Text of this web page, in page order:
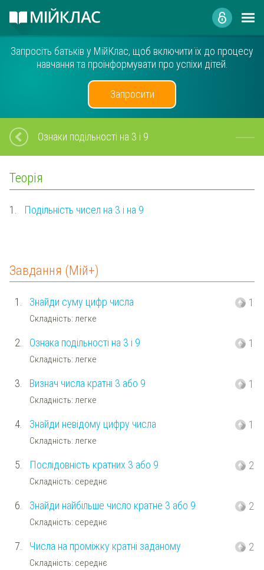
Запросіть батьків у МійКлас, щоб включити їх до процесу
навчання та проінформувати про успіхи дітей.
Запросити
Ознаки подільності на 3 і 9
Теорія
1. Подільність чисел на 3 і на 9
Завдання (Мій+)
1. Знайди суму цифр числа
Складність: легке
1
2. Ознака подільності на 3 і 9
Складність: легке
1
3. Визнач числа кратні 3 або 9
Складність: легке
1
4. Знайди невідому цифру числа
Складність: легке
1
5. Послідовність кратних 3 або 9
Складність: середнє
2
6. Знайди найбільше число кратне 3 або 9
Складність: середнє
2
7. Числа на проміжку кратні заданому
Складність: середнє
2